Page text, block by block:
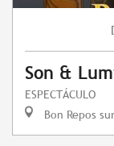
Son &
ESPECTÁCULO
Bon Repos